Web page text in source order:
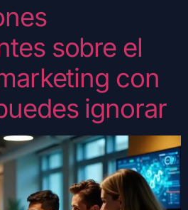
sobre el
con
ignorar